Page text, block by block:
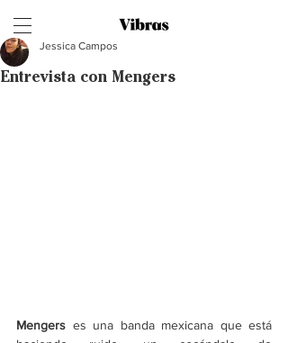
Entrevista con Mengers
Jessica Campos
Mengers es una banda mexicana que está